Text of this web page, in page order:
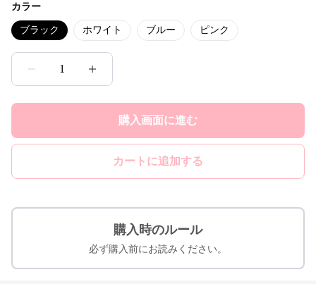
カラー
ブラック ホワイト ブルー ピンク
1
購入画面に進む
カートに追加する
購入時のルール
必ず購入前にお読みください。